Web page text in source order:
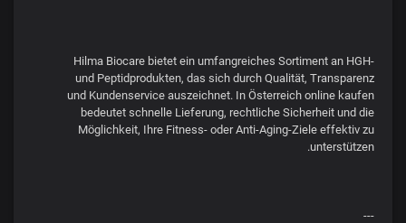
Hilma Biocare bietet ein umfangreiches Sortiment an HGH-
und Peptidprodukten, das sich durch Qualität, Transparenz
und Kundenservice auszeichnet. In Österreich online kaufen
bedeutet schnelle Lieferung, rechtliche Sicherheit und die
Möglichkeit, Ihre Fitness- oder Anti-Aging-Ziele effektiv zu
unterstützen.
---